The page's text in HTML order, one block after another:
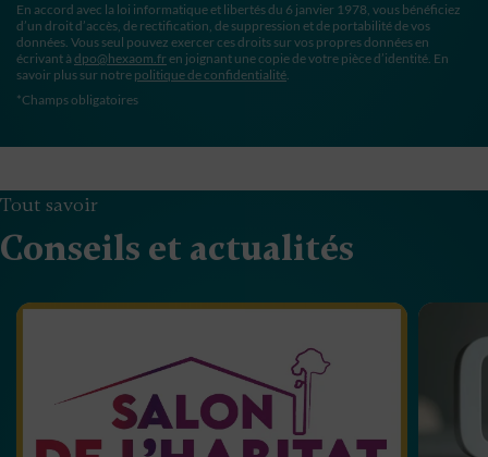
En accord avec la loi informatique et libertés du 6 janvier 1978, vous bénéficiez
d’un droit d’accès, de rectification, de suppression et de portabilité de vos
données. Vous seul pouvez exercer ces droits sur vos propres données en
écrivant à dpo@hexaom.fr en joignant une copie de votre pièce d’identité. En
savoir plus sur notre politique de confidentialité.
*Champs obligatoires
Tout savoir
Conseils et actualités